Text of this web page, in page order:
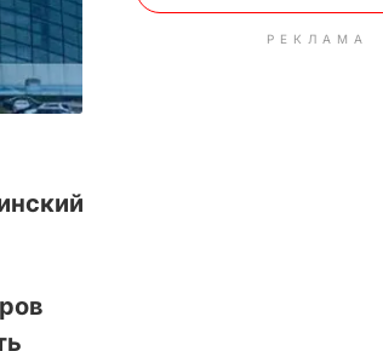
РЕКЛАМА